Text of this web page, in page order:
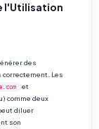
l'Utilisation
des
correctement. Les
et
comme deux
diluer
son